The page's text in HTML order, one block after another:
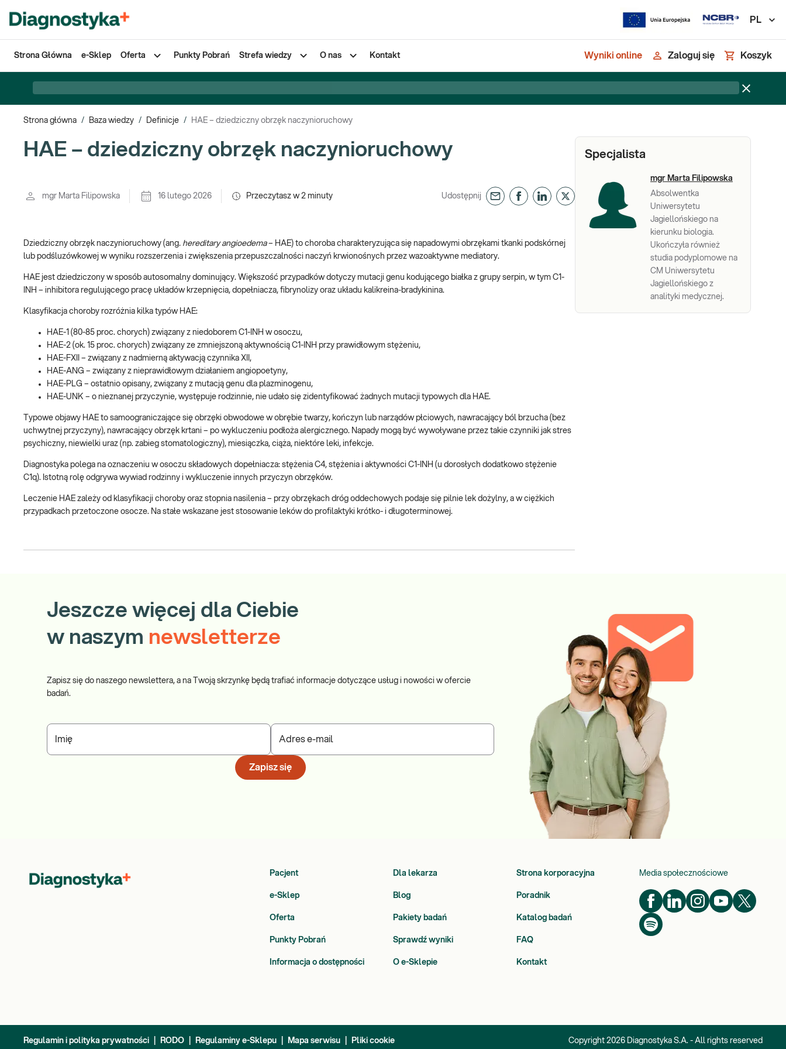
PL
Strona Główna e-Sklep Oferta Punkty Pobrań Strefa wiedzy O nas Kontakt Wyniki online Zaloguj się Koszyk
Strona główna / Baza wiedzy / Definicje / HAE – dziedziczny obrzęk naczynioruchowy
HAE – dziedziczny obrzęk naczynioruchowy
mgr Marta Filipowska 16 lutego 2026 Przeczytasz w 2 minuty Udostępnij
Dziedziczny obrzęk naczynioruchowy (ang. hereditary angioedema– HAE) to choroba charakteryzująca się napadowymi obrzękami tkanki podskórnej
lub podśluzówkowej w wyniku rozszerzenia i zwiększenia przepuszczalności naczyń krwionośnych przez wazoaktywne mediatory.
HAE jest dziedziczony w sposób autosomalny dominujący. Większość przypadków dotyczy mutacji genu kodującego białka z grupy serpin, w tym C1-
INH – inhibitora regulującego pracę układów krzepnięcia, dopełniacza, fibrynolizy oraz układu kalikreina‑bradykinina.
Klasyfikacja choroby rozróżnia kilka typów HAE:
HAE-1 (80-85 proc. chorych) związany z niedoborem C1-INH w osoczu,
HAE-2 (ok. 15 proc. chorych) związany ze zmniejszoną aktywnością C1-INH przy prawidłowym stężeniu,
HAE-FXII – związany z nadmierną aktywacją czynnika XII,
HAE-ANG – związany z nieprawidłowym działaniem angiopoetyny,
HAE-PLG – ostatnio opisany, związany z mutacją genu dla plazminogenu,
HAE-UNK – o nieznanej przyczynie, występuje rodzinnie, nie udało się zidentyfikować żadnych mutacji typowych dla HAE.
Typowe objawy HAE to samoograniczające się obrzęki obwodowe w obrębie twarzy, kończyn lub narządów płciowych, nawracający ból brzucha (bez
uchwytnej przyczyny), nawracający obrzęk krtani – po wykluczeniu podłoża alergicznego. Napady mogą być wywoływane przez takie czynniki jak stres
psychiczny, niewielki uraz (np. zabieg stomatologiczny), miesiączka, ciąża, niektóre leki, infekcje.
Diagnostyka polega na oznaczeniu w osoczu składowych dopełniacza: stężenia C4, stężenia i aktywności C1-INH (u dorosłych dodatkowo stężenie
C1q). Istotną rolę odgrywa wywiad rodzinny i wykluczenie innych przyczyn obrzęków.
Leczenie HAE zależy od klasyfikacji choroby oraz stopnia nasilenia – przy obrzękach dróg oddechowych podaje się pilnie lek dożylny, a w ciężkich
przypadkach przetoczone osocze. Na stałe wskazane jest stosowanie leków do profilaktyki krótko- i długoterminowej.
Specjalista
mgr Marta Filipowska
Absolwentka
Uniwersytetu
Jagiellońskiego na
kierunku biologia.
Ukończyła również
studia podyplomowe na
CM Uniwersytetu
Jagiellońskiego z
analityki medycznej.
Jeszcze więcej dla Ciebie
w naszym newsletterze
Zapisz się do naszego newslettera, a na Twoją skrzynkę będą trafiać informacje dotyczące usług i nowości w ofercie
badań.
Imię Adres e-mail
Zapisz się
Pacjent Dla lekarza Strona korporacyjna
e-Sklep Blog Poradnik
Oferta Pakiety badań Katalog badań
Punkty Pobrań Sprawdź wyniki FAQ
Informacja o dostępności O e-Sklepie Kontakt
Media społecznościowe
Regulamin i polityka prywatności RODO Regulaminy e-Sklepu Mapa serwisu Pliki cookie Copyright 2026 Diagnostyka S.A. - All rights reserved